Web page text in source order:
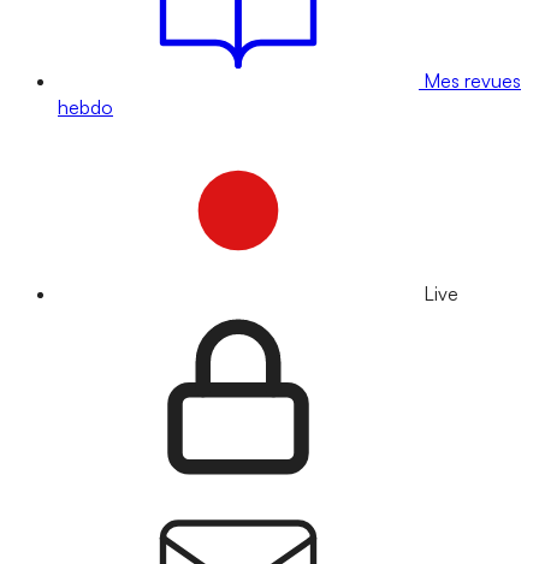
Mes revues
hebdo
Live